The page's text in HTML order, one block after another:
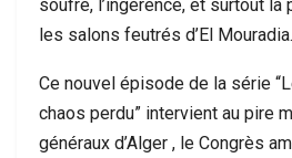
soufre, l’ingérence, et surtout la
les salons feutrés d’El Mouradia.
Ce nouvel épisode de la série
chaos perdu” intervient au pire
généraux d’Alger , le Congrès